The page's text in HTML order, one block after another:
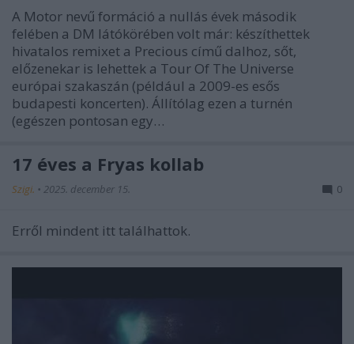
A Motor nevű formáció a nullás évek második
felében a DM látókörében volt már: készíthettek
hivatalos remixet a Precious című dalhoz, sőt,
előzenekar is lehettek a Tour Of The Universe
európai szakaszán (például a 2009-es esős
budapesti koncerten). Állítólag ezen a turnén
(egészen pontosan egy…
17 éves a Fryas kollab
Szigi. • 2025. december 15. 0
Erről mindent itt találhattok.